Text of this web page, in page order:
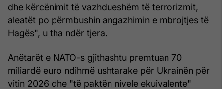
dhe kërcënimit të vazhdueshëm të terrorizmit,
aleatët po përmbushin angazhimin e mbrojtjes të
Hagës", u tha ndër tjera.
Anëtarët e NATO-s gjithashtu premtuan 70
miliardë euro ndihmë ushtarake për Ukrainën për
vitin 2026 dhe "të paktën nivele ekuivalente"